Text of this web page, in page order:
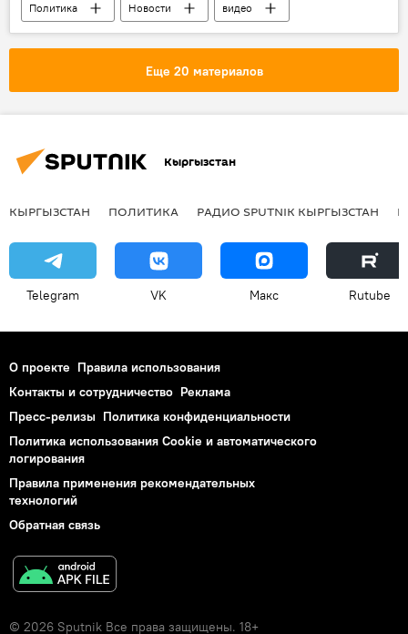
Политика Новости
видео
В мире
Турция
Владимир Путин
НАТО
инцидент
истребитель
Су-24
Еще 20 материалов
Кыргызстан
КЫРГЫЗСТАН ПОЛИТИКА РАДИО SPUTNIK КЫРГЫЗСТАН
Telegram VK Макс Rutube
О проекте Правила использования
Контакты и сотрудничество Реклама
Пресс-релизы Политика конфиденциальности
Политика использования Cookie и автоматического
логирования
Правила применения рекомендательных
технологий
Обратная связь
© 2026 Sputnik Все права защищены. 18+